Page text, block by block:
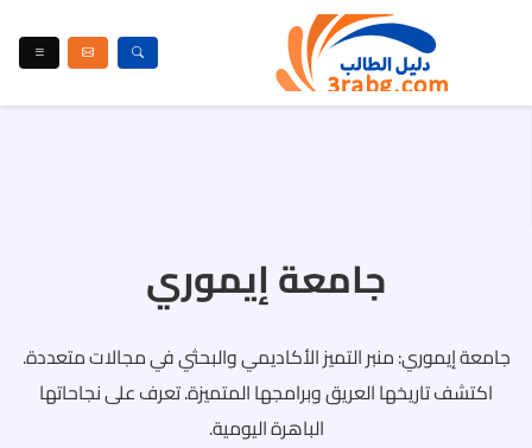
جامعة إيموري
جامعة إيموري: منبر التميز الأكاديمي والبحثي في مجالات متعددة.
اكتشف تاريخها العريق وبرامجها المتميزة. تعرف على نجاحاتها
الباهرة اليومية.